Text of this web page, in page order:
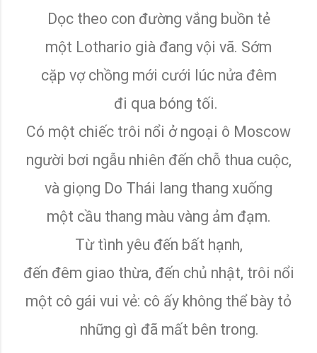
Dọc theo con đường vắng buồn tẻ
một Lothario già đang vội vã. Sớm
cặp vợ chồng mới cưới lúc nửa đêm
đi qua bóng tối.
Có một chiếc trôi nổi ở ngoại ô Moscow
người bơi ngẫu nhiên đến chỗ thua cuộc,
và giọng Do Thái lang thang xuống
một cầu thang màu vàng ảm đạm.
Từ tình yêu đến bất hạnh,
đến đêm giao thừa, đến chủ nhật, trôi nổi
một cô gái vui vẻ: cô ấy không thể bày tỏ
những gì đã mất bên trong.